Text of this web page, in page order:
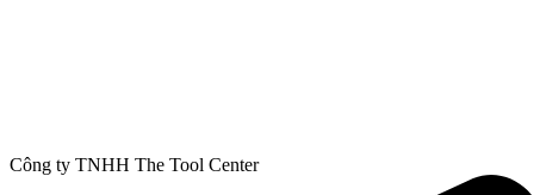
Công ty TNHH The Tool Center